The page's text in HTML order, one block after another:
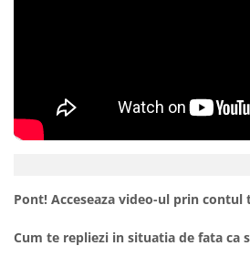
Pont! Acceseaza video-ul prin
Cum te repliezi in situatia de fata ca